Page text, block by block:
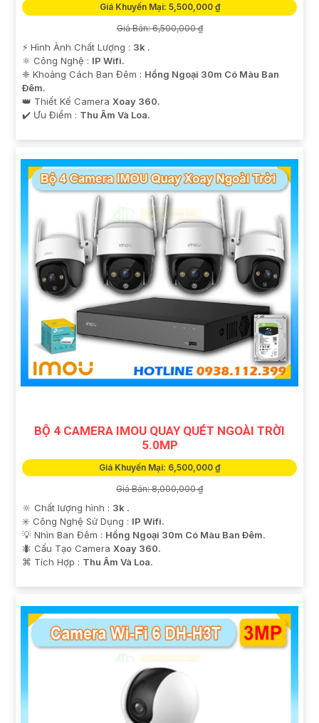
Giá Khuyến Mại: 5,500,000 ₫
Giá Bán: 6,500,000 ₫
️⚡ Hình Ành Chất Lượng : 3k .
⚛️ Công Nghệ : IP Wifi.
❈ Khoảng Cách Ban Đêm : Hồng Ngoại 30m Có Màu Ban
Ðêm.
👑 Thiết Kế Camera Xoay 360.
️✔️ Ưu Điểm : Thu Âm Và Loa.
BỘ 4 CAMERA IMOU QUAY QUÉT NGOÀI TRỜI
5.0MP
Giá Khuyến Mại: 6,500,000 ₫
Giá Bán: 8,000,000 ₫
🔆 Chất lượng hình : 3k .
✳️ Công Nghệ Sử Dụng : IP Wifi.
💡 Nhìn Ban Đêm : Hồng Ngoại 30m Có Màu Ban Ðêm.
🐜 Cấu Tạo Camera Xoay 360.
️⌘ Tích Hợp : Thu Âm Và Loa.